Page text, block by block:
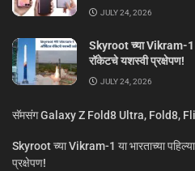
JULY 24, 2026
Skyroot च्या Vikram-1
रॉकेटचे यशस्वी प्रक्षेपण!
JULY 24, 2026
सॅमसंग Galaxy Z Fold8 Ultra, Fold8,
Skyroot च्या Vikram-1 या भारताच्या
प्रक्षेपण!